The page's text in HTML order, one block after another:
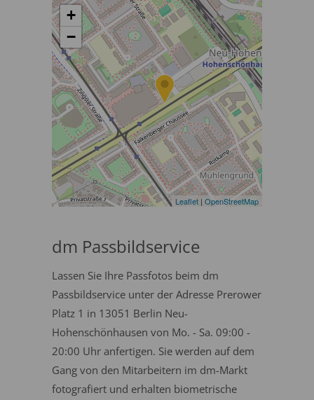
+
−
Leaflet | OpenStreetMap
dm Passbildservice
Lassen Sie Ihre Passfotos beim dm
Passbildservice unter der Adresse Prerower
Platz 1 in 13051 Berlin Neu-
Hohenschönhausen von Mo. - Sa. 09:00 -
20:00 Uhr anfertigen. Sie werden auf dem
Gang von den Mitarbeitern im dm-Markt
fotografiert und erhalten biometrische